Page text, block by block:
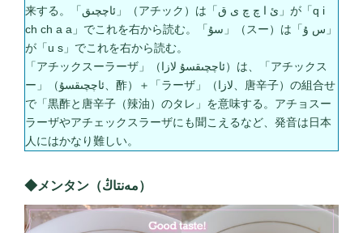
来する。「ئاچچىق」（アチック）は「ئ ا چ چ ى ق」が「q i
ch ch a a」でこれを右から読む。「سۇ」（スー）は「س ۇ」
が「u s」でこれを右から読む。
「アチックスーラーザ」（ئاچچىقسۇ لازا）は、「アチックス
ー」（ئاچچىقسۇ、酢）＋「ラーザ」（لازا、唐辛子）の組合せ
で「黒酢と唐辛子（辣油）のタレ」を意味する。アチョスー
ラーザやアチェックスラーザにも聞こえるなど、発音は日本
人にはかなり難しい。
◆メンタン（مەنتاڭ）